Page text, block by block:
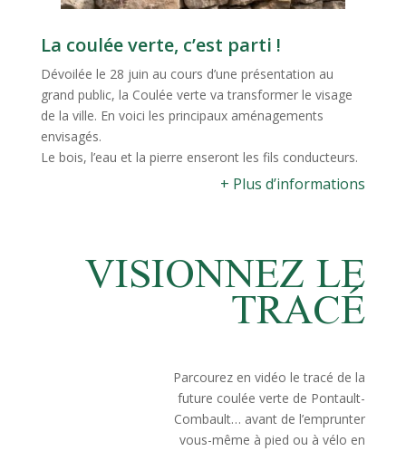
La coulée verte, c’est parti !
Dévoilée le 28 juin au cours d’une présentation au
grand public, la Coulée verte va transformer le visage
de la ville. En voici les principaux aménagements
envisagés.
Le bois, l’eau et la pierre enseront les fils conducteurs.
+ Plus d’informations
VISIONNEZ LE
TRACÉ
Parcourez en vidéo le tracé de la
future coulée verte de Pontault-
Combault… avant de l’emprunter
vous-même à pied ou à vélo en